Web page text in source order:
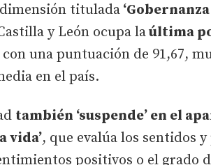
titulada
y León ocupa laúltima
una puntuación de 91,67,
en el país.
también ‘suspende’ en el
vida’, que evalúa los sentidos
positivos o el grado